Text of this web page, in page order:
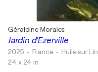
Jardin d'Ezerville
Géraldine Morales
2025 • France • Huile sur Lin
24 x 24 in